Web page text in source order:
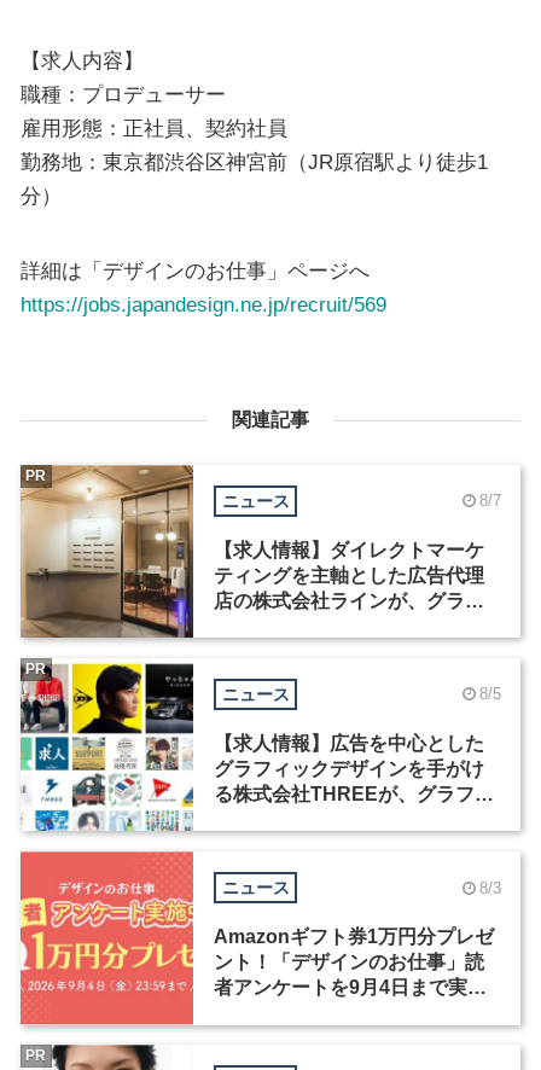
【求人内容】
職種：プロデューサー
雇用形態：正社員、契約社員
勤務地：東京都渋谷区神宮前（JR原宿駅より徒歩1
分）
詳細は「デザインのお仕事」ページへ
https://jobs.japandesign.ne.jp/recruit/569
関連記事
ニュース 8/7
【求人情報】ダイレクトマーケ
ティングを主軸とした広告代理
店の株式会社ラインが、グラフ
PR
ニュース 8/5
【求人情報】広告を中心とした
グラフィックデザインを手がけ
る株式会社THREEが、グラフィ
PR
ニュース 8/3
Amazonギフト券1万円分プレゼ
ント！「デザインのお仕事」読
者アンケートを9月4日まで実施
PR